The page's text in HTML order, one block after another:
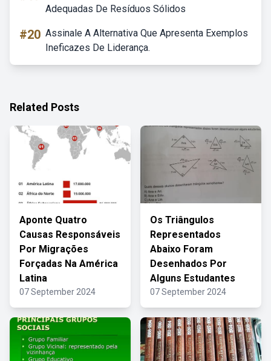
Adequadas De Resíduos Sólidos
#20 Assinale A Alternativa Que Apresenta Exemplos
Ineficazes De Liderança.
Related Posts
Aponte Quatro
Causas Responsáveis
Por Migrações
Forçadas Na América
Latina
07 September 2024
Os Triângulos
Representados
Abaixo Foram
Desenhados Por
Alguns Estudantes
07 September 2024